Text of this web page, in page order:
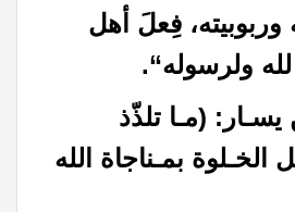
وربوبيته، فِعلَ أهل
لله ولرسوله“
.
(مـا تلذّذ
الخـلوة بمـناجاة الله